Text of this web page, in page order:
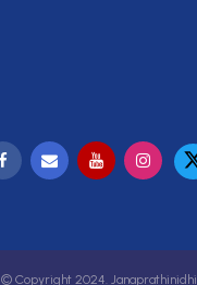
© Copyright 2024. Janaprathinidhi